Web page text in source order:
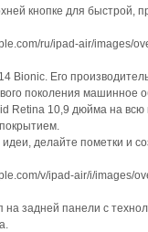
кнопке для быстрой,
Bionic. Его
поколения машинное
Retina 10,9 дюйма на всю
делайте пометки и
на задней панели с